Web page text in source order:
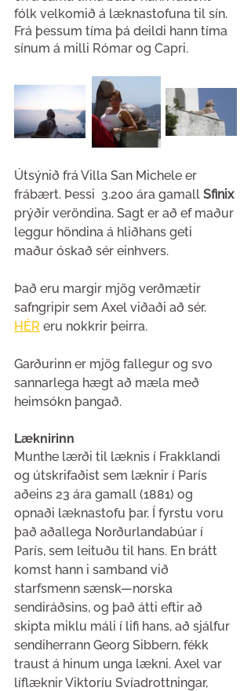
fólk velkomið á læknastofuna til sín.
Frá þessum tíma þá deildi hann tíma
sínum á milli Rómar og Capri.
Útsýnið frá Villa San Michele er
frábært. Þessi  3.200 ára gamall Sfinix
prýðir veröndina. Sagt er að ef maður
leggur höndina á hliðhans geti
maður óskað sér einhvers.
Það eru margir mjög verðmætir
safngripir sem Axel viðaði að sér.
HÉR eru nokkrir þeirra.
Garðurinn er mjög fallegur og svo
sannarlega hægt að mæla með
heimsókn þangað.
Læknirinn
Munthe lærði til læknis í Frakklandi
og útskrifaðist sem læknir í París
aðeins 23 ára gamall (1881) og
opnaði læknastofu þar. Í fyrstu voru
það aðallega Norðurlandabúar í
París, sem leituðu til hans. En brátt
komst hann i samband við
starfsmenn sænsk—norska
sendiráðsins, og það átti eftir að
skipta miklu máli í lifi hans, að sjálfur
sendiherrann Georg Sibbern, fékk
traust á hinum unga lækni. Axel var
líflæknir Viktoríu Svíadrottningar,